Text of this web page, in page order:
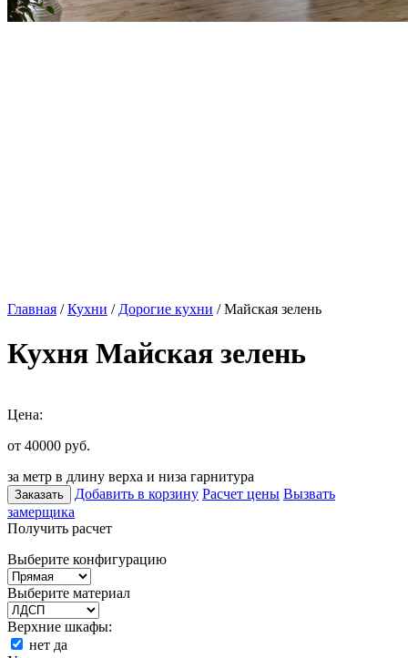
Главная /Кухни / Дорогие кухни / Майская зелень
Кухня Майская зелень
Цена:
от 40000 руб.
за метр в длину верха и низа гарнитура
Заказать Добавить в корзину Расчет цены Вызвать
замерщика
Получить расчет
Выберите конфигурацию
Выберите материал
Верхние шкафы:
нет да